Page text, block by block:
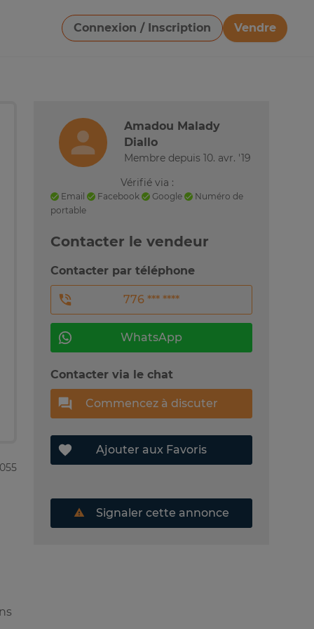
Connexion / Inscription
Vendre
Télécharger une image
Amadou Malady
Diallo
Membre depuis 10. avr. '19
Vérifié via :
Email Facebook Google
Numéro de
portable
Contacter le vendeur
Contacter par téléphone
776 *** ****
WhatsApp
Contacter via le chat
Commencez à discuter
Ajouter aux Favoris
Signaler cette annonce